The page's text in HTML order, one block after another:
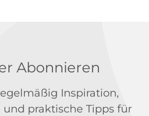
Abonnieren
Inspiration,
praktische Tipps für